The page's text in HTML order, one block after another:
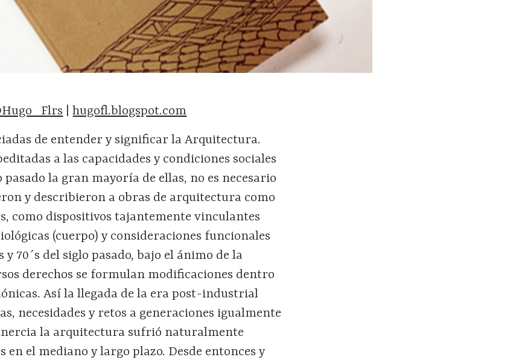
|hugofl.blogspot.com
de entender y significar la Arquitectura.
a las capacidades y condiciones sociales
la gran mayoría de ellas, no es necesario
y describieron a obras de arquitectura como
como dispositivos tajantemente vinculantes
(cuerpo) y consideraciones funcionales
y 70´s del siglo pasado, bajo el ánimo de la
derechos se formulan modificaciones dentro
Así la llegada de la era post-industrial
necesidades y retos a generaciones igualmente
la arquitectura sufrió naturalmente
en el mediano y largo plazo. Desde entonces y